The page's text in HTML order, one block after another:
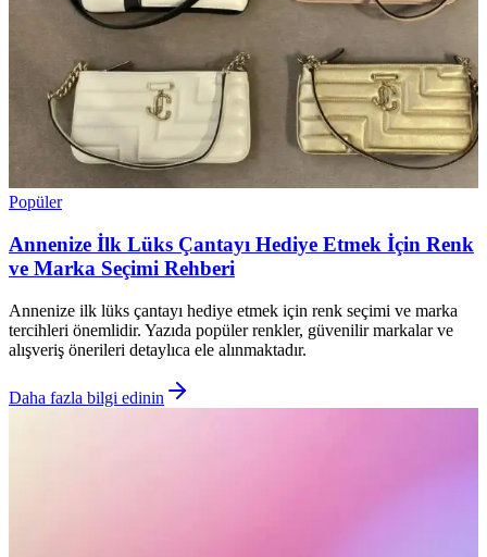
Popüler
Annenize İlk Lüks Çantayı Hediye Etmek İçin Renk
ve Marka Seçimi Rehberi
Annenize ilk lüks çantayı hediye etmek için renk seçimi ve marka
tercihleri önemlidir. Yazıda popüler renkler, güvenilir markalar ve
alışveriş önerileri detaylıca ele alınmaktadır.
Daha fazla bilgi edinin